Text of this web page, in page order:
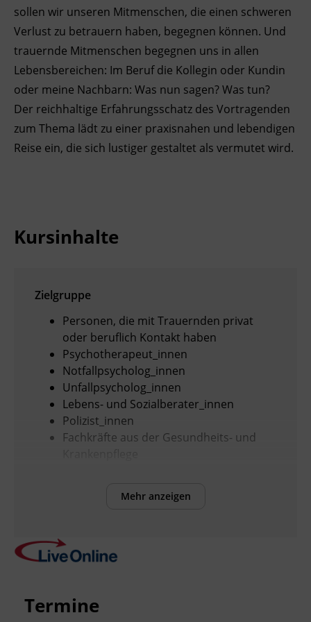
Ingenieurzertifizierung
Deutsch und Integration
Akademisches Studienzentrum
Digitales Lernen
BFI Reutte
sollen wir unseren Mitmenschen, die einen schweren
Verlust zu betrauern haben, begegnen können. Und
trauernde Mitmenschen begegnen uns in allen
Lebensbereichen: Im Beruf die Kollegin oder Kundin
oder meine Nachbarn: Was nun sagen? Was tun?
Der reichhaltige Erfahrungsschatz des Vortragenden
zum Thema lädt zu einer praxisnahen und lebendigen
Reise ein, die sich lustiger gestaltet als vermutet wird.
Kursinhalte
Zielgruppe
Personen, die mit Trauernden privat
oder beruflich Kontakt haben
Psychotherapeut_innen
Notfallpsycholog_innen
Unfallpsycholog_innen
Lebens- und Sozialberater_innen
Polizist_innen
Fachkräfte aus der Gesundheits- und
Inhalte
Inhaltliche Schwerpunkte:
Das in uns allen schlummernde Tabu
des Todes
Mehr anzeigen
Termine